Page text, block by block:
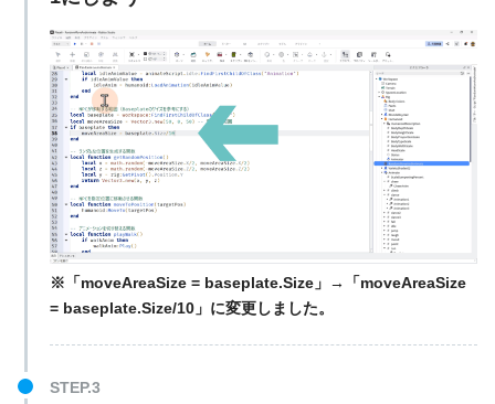
※「moveAreaSize = baseplate.Size」→「moveAreaSize
= baseplate.Size/10」に変更しました。
STEP.3